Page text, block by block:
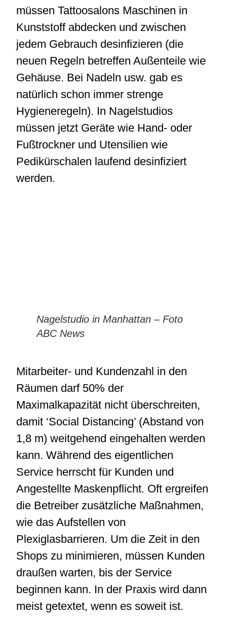
müssen Tattoosalons Maschinen in
Kunststoff abdecken und zwischen
jedem Gebrauch desinfizieren (die
neuen Regeln betreffen Außenteile wie
Gehäuse. Bei Nadeln usw. gab es
natürlich schon immer strenge
Hygieneregeln). In Nagelstudios
müssen jetzt Geräte wie Hand- oder
Fußtrockner und Utensilien wie
Pedikürschalen laufend desinfiziert
werden.
Nagelstudio in Manhattan – Foto
ABC News
Mitarbeiter- und Kundenzahl in den
Räumen darf 50% der
Maximalkapazität nicht überschreiten,
damit ‘Social Distancing’ (Abstand von
1,8 m) weitgehend eingehalten werden
kann. Während des eigentlichen
Service herrscht für Kunden und
Angestellte Maskenpflicht. Oft ergreifen
die Betreiber zusätzliche Maßnahmen,
wie das Aufstellen von
Plexiglasbarrieren. Um die Zeit in den
Shops zu minimieren, müssen Kunden
draußen warten, bis der Service
beginnen kann. In der Praxis wird dann
meist getextet, wenn es soweit ist.